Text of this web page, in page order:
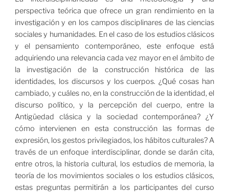
perspectiva teórica que ofrece un gran rendimiento en la
investigación y en los campos disciplinares de las ciencias
sociales y humanidades. En el caso de los estudios clásicos
y el pensamiento contemporáneo, este enfoque está
adquiriendo una relevancia cada vez mayor en el ámbito de
la investigación de la construcción histórica de las
identidades, los discursos y los cuerpos. ¿Qué cosas han
cambiado, y cuáles no, en la construcción de la identidad, el
discurso político, y la percepción del cuerpo, entre la
Antigüedad clásica y la sociedad contemporánea? ¿Y
cómo intervienen en esta construcción las formas de
expresión, los gestos privilegiados, los hábitos culturales? A
través de un enfoque interdisciplinar, donde se darán cita,
entre otros, la historia cultural, los estudios de memoria, la
teoría de los movimientos sociales o los estudios clásicos,
estas preguntas permitirán a los participantes del curso